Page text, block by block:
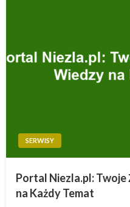
SERWISY
Portal Niezla.pl: Twoje
na Każdy Temat